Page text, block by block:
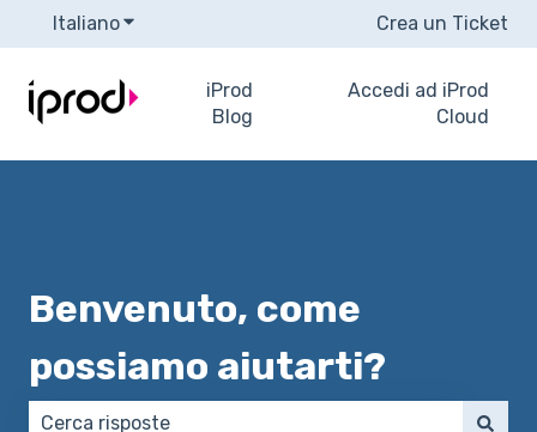
ItalianoMostra sottomenu per le traduzioniCrea un Ticket
iProd
Blog
Accedi ad iProd
Cloud
Benvenuto, come
possiamo aiutarti?